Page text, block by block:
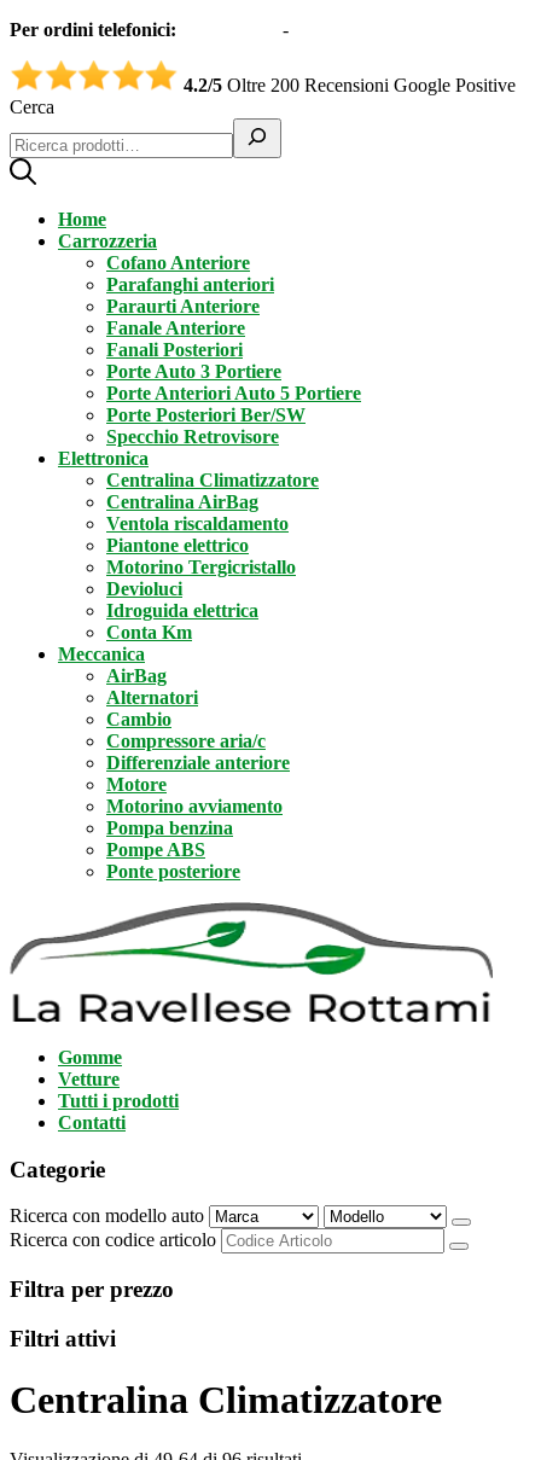
Per ordini telefonici: -
4.2/5 Oltre 200 Recensioni Google Positive
Cerca
Home
Carrozzeria
Cofano Anteriore
Parafanghi anteriori
Paraurti Anteriore
Fanale Anteriore
Fanali Posteriori
Porte Auto 3 Portiere
Porte Anteriori Auto 5 Portiere
Porte Posteriori Ber/SW
Specchio Retrovisore
Elettronica
Centralina Climatizzatore
Centralina AirBag
Ventola riscaldamento
Piantone elettrico
Motorino Tergicristallo
Devioluci
Idroguida elettrica
Conta Km
Meccanica
AirBag
Alternatori
Cambio
Compressore aria/c
Differenziale anteriore
Motore
Motorino avviamento
Pompa benzina
Pompe ABS
Ponte posteriore
Gomme
Vetture
Tutti i prodotti
Contatti
Categorie
Ricerca con modello auto
Ricerca con codice articolo
Filtra per prezzo
Filtri attivi
Centralina Climatizzatore